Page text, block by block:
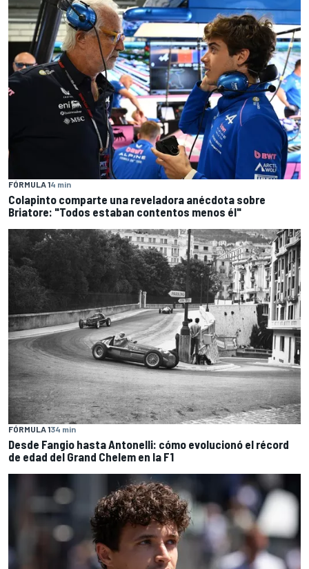
FÓRMULA 14 min
Colapinto comparte una reveladora anécdota sobre
Briatore: "Todos estaban contentos menos él"
FÓRMULA 134 min
Desde Fangio hasta Antonelli: cómo evolucionó el récord
de edad del Grand Chelem en la F1